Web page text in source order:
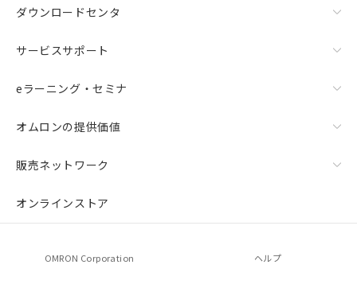
ダウンロードセンタ
サービスサポート
eラーニング・セミナ
オムロンの提供価値
販売ネットワーク
オンラインストア
OMRON Corporation ヘルプ